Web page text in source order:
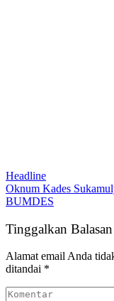
Headline
Oknum Kades
BUMDES
Tinggalkan Balasan
Alamat email Anda
ditandai *